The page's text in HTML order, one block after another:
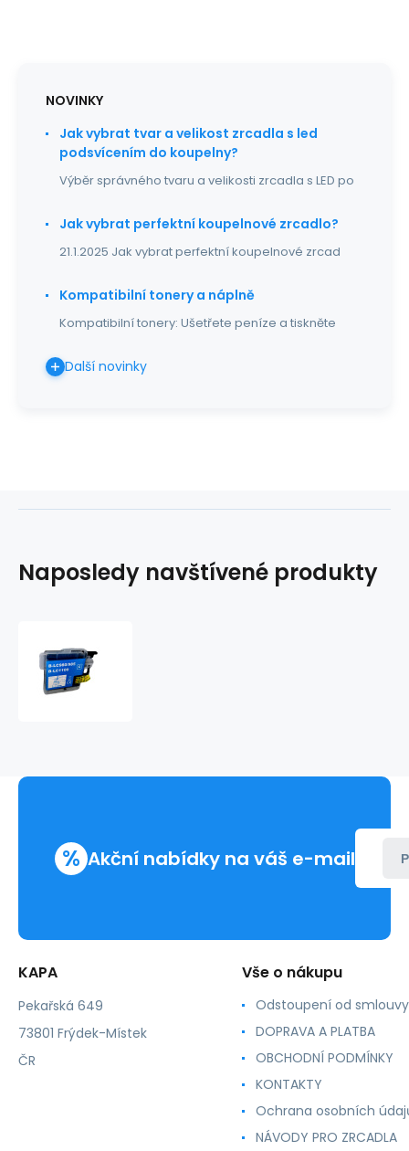
NOVINKY
Jak vybrat tvar a velikost zrcadla s led
podsvícením do koupelny?
Výběr správného tvaru a velikosti zrcadla s LED po
Jak vybrat perfektní koupelnové zrcadlo?
21.1.2025 Jak vybrat perfektní koupelnové zrcad
Kompatibilní tonery a náplně
Kompatibilní tonery: Ušetřete peníze a tiskněte
Další novinky
Naposledy navštívené produkty
% Akční nabídky na váš e-mail
KAPA
Pekařská 649
73801 Frýdek-Místek
ČR
Vše o nákupu
Odstoupení od smlouvy
DOPRAVA A PLATBA
OBCHODNÍ PODMÍNKY
KONTAKTY
Ochrana osobních
NÁVODY PRO ZRCADLA